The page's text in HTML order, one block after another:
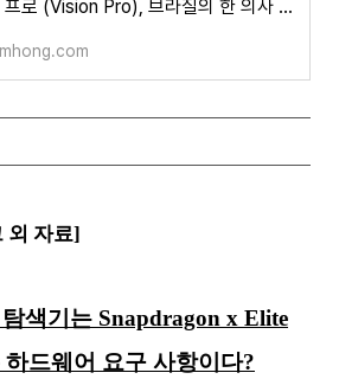
비전 프로 (Vision Pro), 브라질의 한 의사 수술 지원을 위해 현장에서 사용 및 현장에선 '게임 체인
외 자료]
색기는 Snapdragon x Elite
드웨어 요구 사항이다?